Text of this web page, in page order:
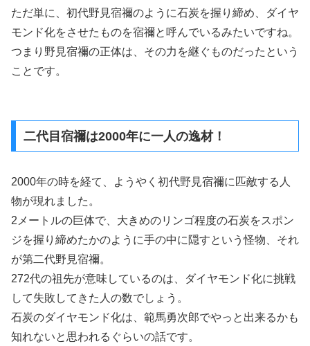
ただ単に、初代野見宿禰のように石炭を握り締め、ダイヤ
モンド化をさせたものを宿禰と呼んでいるみたいですね。
つまり野見宿禰の正体は、その力を継ぐものだったという
ことです。
二代目宿禰は2000年に一人の逸材！
2000年の時を経て、ようやく初代野見宿禰に匹敵する人
物が現れました。
2メートルの巨体で、大きめのリンゴ程度の石炭をスポン
ジを握り締めたかのように手の中に隠すという怪物、それ
が第二代野見宿禰。
272代の祖先が意味しているのは、ダイヤモンド化に挑戦
して失敗してきた人の数でしょう。
石炭のダイヤモンド化は、範馬勇次郎でやっと出来るかも
知れないと思われるぐらいの話です。